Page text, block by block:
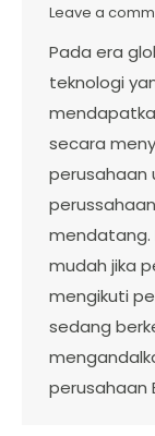
Leave a
Pada era
teknologi
secara
perusahaan
mendatang.
mudah jika
mengikuti
sedang
perusahaan